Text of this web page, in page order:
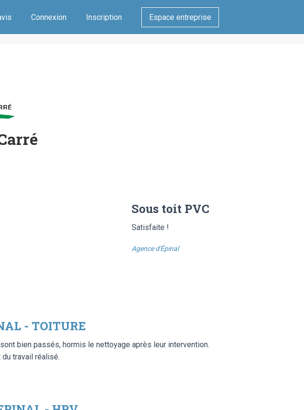
Connexion Inscription Espace entreprise
Sous toit PVC
Satisfaite !
Agence d'Épinal
- TOITURE
bien passés, hormis le nettoyage après leur intervention.
travail réalisé.